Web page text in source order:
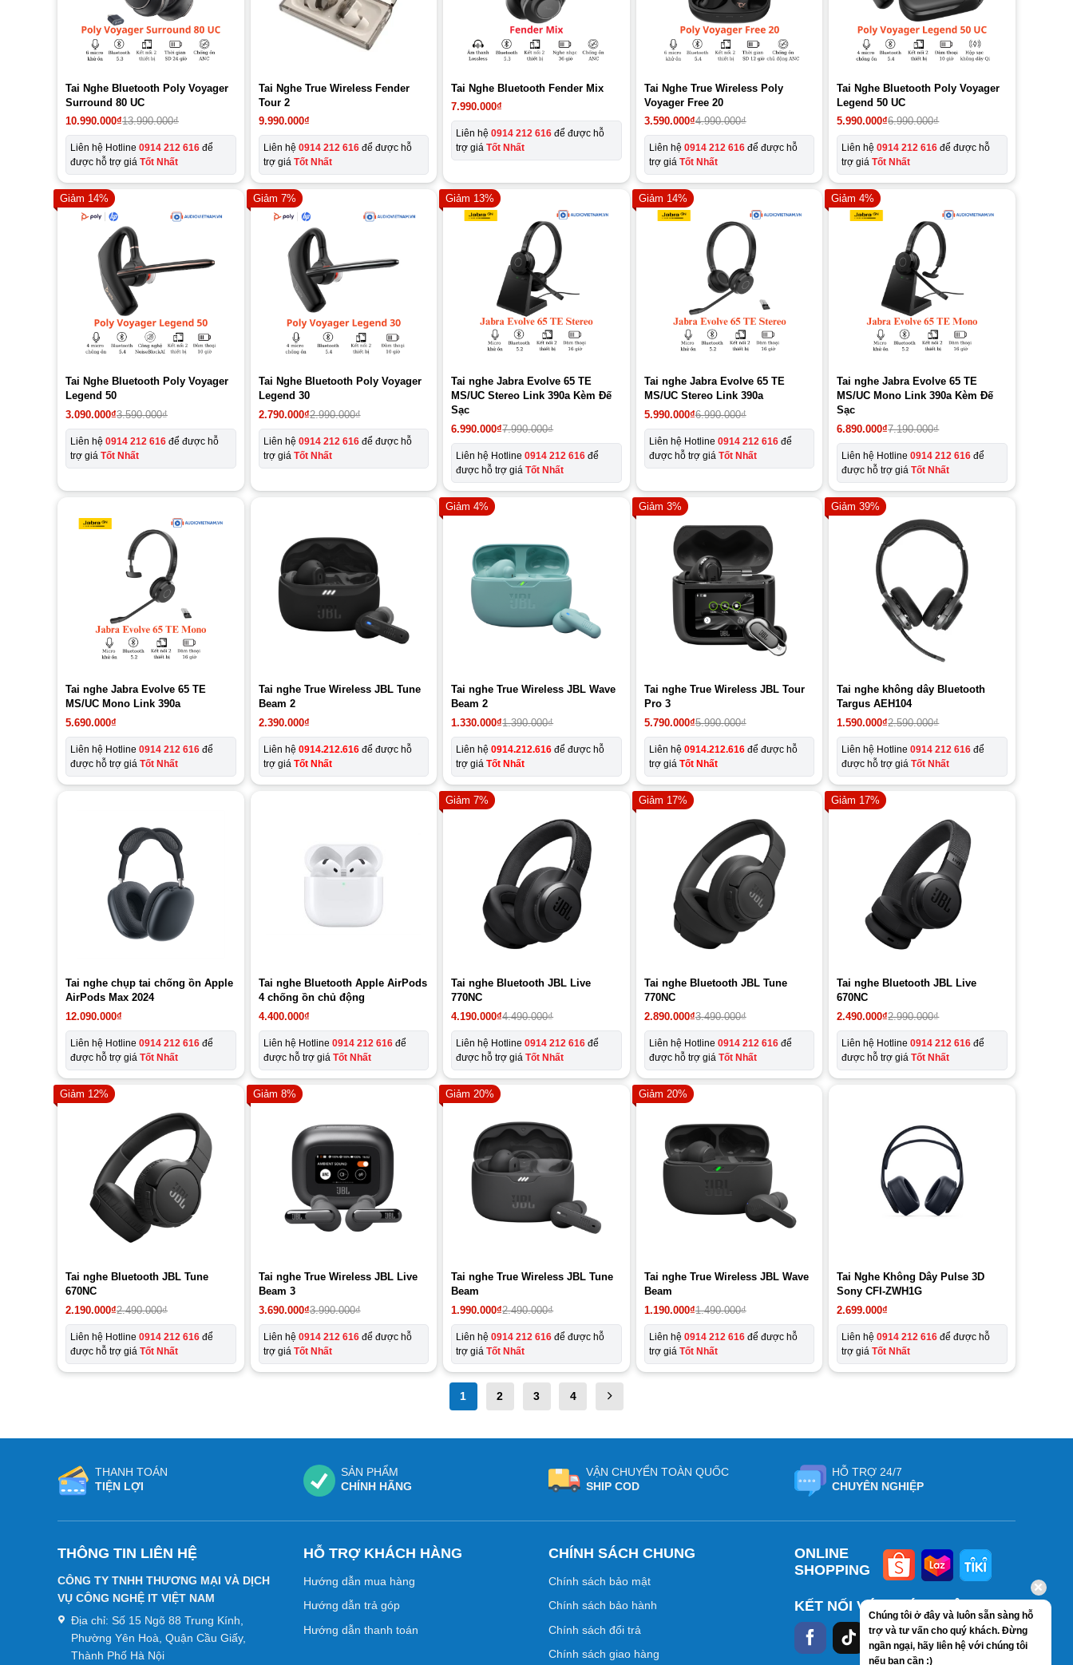
Tai Nghe Bluetooth Poly Voyager
Surround 80 UC
13.990.000₫
Giá
gốc
là:
13.990.000₫.
10.990.000₫
Giá
hiện
tại
là:
10.990.000₫.
Liên hệ Hotline 0914 212 616 để
được hỗ trợ giá Tốt Nhất
Tai Nghe True Wireless Fender
Tour 2
9.990.000₫
Liên hệ 0914 212 616để được hỗ
trợ giá Tốt Nhất
Tai Nghe Bluetooth Fender Mix
7.990.000₫
Liên hệ0914 212 616 để được hỗ
trợ giáTốt Nhất
Tai Nghe True Wireless Poly
Voyager Free 20
4.990.000₫
Giá
gốc
là:
4.990.000₫.
3.590.000₫
Giá
hiện
tại
là:
3.590.000₫.
Liên hệ 0914 212 616để được hỗ
trợ giá Tốt Nhất
Tai Nghe Bluetooth Poly Voyager
Legend 50 UC
6.990.000₫
Giá
gốc
là:
6.990.000₫.
5.990.000₫
Giá
hiện
tại
là:
5.990.000₫.
Liên hệ0914 212 616 để được hỗ
trợ giáTốt Nhất
Giảm 14%
Tai Nghe Bluetooth Poly Voyager
Legend 50
3.590.000₫
Giá
là:
3.590.000₫.
3.090.000₫
Giá
tại
là:
3.090.000₫.
Liên hệ 0914 212 616 để được hỗ
trợ giá Tốt Nhất
Giảm 7%
Tai Nghe Bluetooth Poly Voyager
Legend 30
2.990.000₫
Giá
là:
2.990.000₫.
2.790.000₫
Giá
tại
là:
2.790.000₫.
Liên hệ 0914 212 616để được hỗ
trợ giá Tốt Nhất
Giảm 13%
Tai nghe Jabra Evolve 65 TE
MS/UC Stereo Link 390a Kèm Đế
Sạc
7.990.000₫
Giá
là:
7.990.000₫.
6.990.000₫
Giá
tại
là:
6.990.000₫.
Liên hệ Hotline0914 212 616 để
được hỗ trợ giáTốt Nhất
Giảm 14%
Tai nghe Jabra Evolve 65 TE
MS/UC Stereo Link 390a
6.990.000₫
Giá
là:
6.990.000₫.
5.990.000₫
Giá
tại
là:
5.990.000₫.
Liên hệ Hotline 0914 212 616để
được hỗ trợ giá Tốt Nhất
Giảm 4%
Tai nghe Jabra Evolve 65 TE
MS/UC Mono Link 390a Kèm Đế
Sạc
7.190.000₫
Giá
là:
7.190.000₫.
6.890.000₫
Giá
tại
là:
6.890.000₫.
Liên hệ Hotline0914 212 616 để
được hỗ trợ giáTốt Nhất
Tai nghe Jabra Evolve 65 TE
MS/UC Mono Link 390a
5.690.000₫
Liên hệ Hotline 0914 212 616 để
được hỗ trợ giá Tốt Nhất
Tai nghe True Wireless JBL Tune
Beam 2
2.390.000₫
Liên hệ 0914.212.616để được hỗ
trợ giá Tốt Nhất
Giảm 4%
Tai nghe True Wireless JBL Wave
Beam 2
1.330.000₫1.390.000₫
Liên hệ0914.212.616 để được hỗ
trợ giáTốt Nhất
Giảm 3%
Tai nghe True Wireless JBL Tour
Pro 3
5.790.000₫5.990.000₫
Liên hệ 0914.212.616để được hỗ
trợ giá Tốt Nhất
Giảm 39%
Tai nghe không dây Bluetooth
Targus AEH104
2.590.000₫
Giá
là:
2.590.000₫.
1.590.000₫
Giá
tại
là:
1.590.000₫.
Liên hệ Hotline0914 212 616 để
được hỗ trợ giáTốt Nhất
Tai nghe chụp tai chống ồn Apple
AirPods Max 2024
12.090.000₫
Liên hệ Hotline 0914 212 616 để
được hỗ trợ giá Tốt Nhất
Tai nghe Bluetooth Apple AirPods
4 chống ồn chủ động
4.400.000₫
Liên hệ Hotline 0914 212 616để
được hỗ trợ giá Tốt Nhất
Giảm 7%
Tai nghe Bluetooth JBL Live
770NC
4.190.000₫4.490.000₫
Liên hệ Hotline0914 212 616 để
được hỗ trợ giáTốt Nhất
Giảm 17%
Tai nghe Bluetooth JBL Tune
770NC
2.890.000₫3.490.000₫
Liên hệ Hotline 0914 212 616để
được hỗ trợ giá Tốt Nhất
Giảm 17%
Tai nghe Bluetooth JBL Live
670NC
2.490.000₫2.990.000₫
Liên hệ Hotline0914 212 616 để
được hỗ trợ giáTốt Nhất
Giảm 12%
Tai nghe Bluetooth JBL Tune
670NC
2.190.000₫2.490.000₫
Liên hệ Hotline 0914 212 616 để
được hỗ trợ giá Tốt Nhất
Giảm 8%
Tai nghe True Wireless JBL Live
Beam 3
3.690.000₫3.990.000₫
Liên hệ 0914 212 616để được hỗ
trợ giá Tốt Nhất
Giảm 20%
Tai nghe True Wireless JBL Tune
Beam
1.990.000₫2.490.000₫
Liên hệ0914 212 616 để được hỗ
trợ giáTốt Nhất
Giảm 20%
Tai nghe True Wireless JBL Wave
Beam
1.190.000₫1.490.000₫
Liên hệ 0914 212 616để được hỗ
trợ giá Tốt Nhất
Tai Nghe Không Dây Pulse 3D
Sony CFI-ZWH1G
2.699.000₫
Liên hệ0914 212 616 để được hỗ
trợ giáTốt Nhất
1 2 3 4
THANH TOÁN
TIỆN LỢI
SẢN PHẨM
CHÍNH HÃNG
VẬN CHUYỂN TOÀN QUỐC
SHIP COD
HỖ TRỢ 24/7
CHUYÊN NGHIỆP
THÔNG TIN LIÊN HỆ
CÔNG TY TNHH THƯƠNG MẠI VÀ DỊCH
VỤ CÔNG NGHỆ IT VIỆT NAM
Địa chỉ: Số 15 Ngõ 88 Trung Kính,
Phường Yên Hoà, Quận Cầu Giấy,
Thành Phố Hà Nội
HỖ TRỢ KHÁCH HÀNG
Hướng dẫn mua hàng
Hướng dẫn trả góp
Hướng dẫn thanh toán
CHÍNH SÁCH CHUNG
Chính sách bảo mật
Chính sách bảo hành
Chính sách đổi trả
Chính sách giao hàng
ONLINE
SHOPPING
KẾT NỐI VỚI CHÚNG TÔI
Chúng tôi ở đây và luôn sẵn sàng hỗ
trợ và tư vấn cho quý khách. Đừng
ngần ngại, hãy liên hệ với chúng tôi
nếu bạn cần :)